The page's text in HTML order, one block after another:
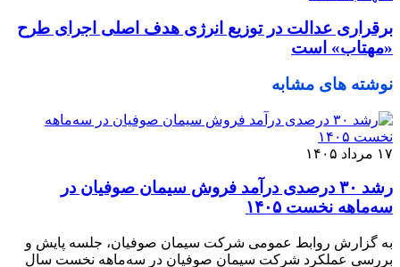
برقراری عدالت در توزیع انرژی هدف اصلی اجرای طرح
«مهتاب» است
نوشته های مشابه
۱۷ مرداد ۱۴۰۵
رشد ۳۰ درصدی درآمد فروش سیمان صوفیان در
سه‌ماهه نخست ۱۴۰۵
به گزارش روابط عمومی شرکت سیمان صوفیان، جلسه پایش و
بررسی عملکرد شرکت سیمان صوفیان در سه‌ماهه نخست سال